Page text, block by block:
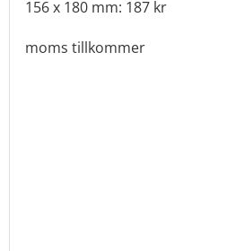
156 x 180 mm: 187 kr
moms tillkommer